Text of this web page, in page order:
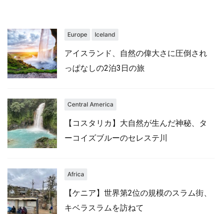
Europe Iceland
アイスランド、自然の偉大さに圧倒され
っぱなしの2泊3日の旅
Central America
【コスタリカ】大自然が生んだ神秘、タ
ーコイズブルーのセレステ川
Africa
【ケニア】世界第2位の規模のスラム街、
キベラスラムを訪ねて